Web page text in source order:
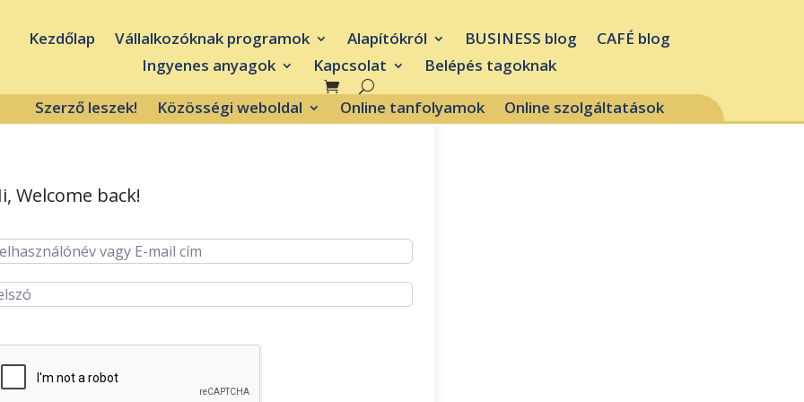
Kezdőlap Vállalkozóknak programok Alapítókról BUSINESS blog
CAFÉ blog
Ingyenes anyagok
Kapcsolat Belépés tagoknak
Szerző leszek! Közösségi weboldal Online tanfolyamok Online szolgáltatások
Welcome back!